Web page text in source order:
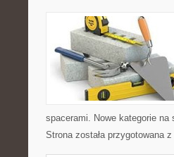
spacerami. Nowe kategorie
Strona została przygotowana